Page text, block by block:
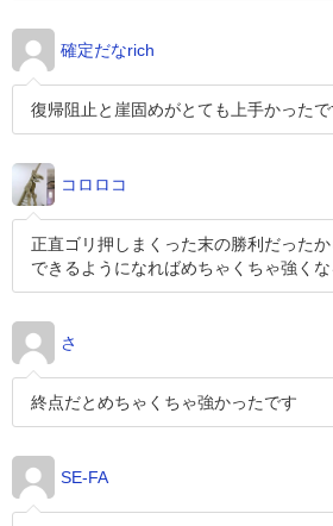
確定だなrich
復帰阻止と崖固めがとても上手かったで
コロロコ
正直ゴリ押しまくった末の勝利だった
できるようになればめちゃくちゃ強く
さ
終点だとめちゃくちゃ強かったです
SE-FA